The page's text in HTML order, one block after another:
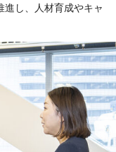
し、人材育成やキャ